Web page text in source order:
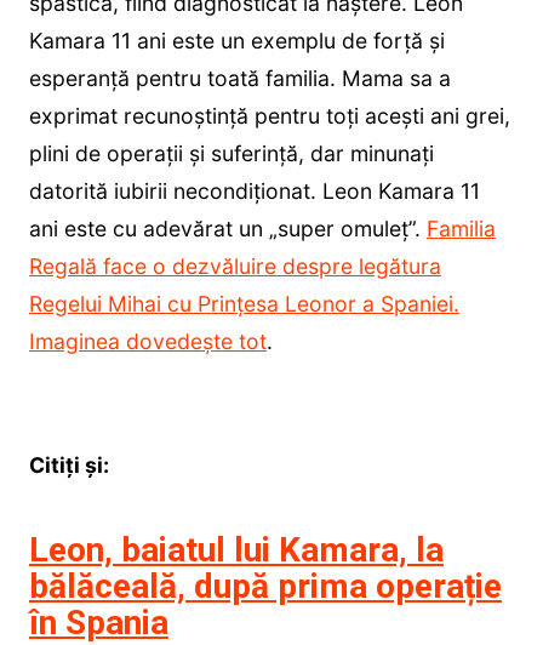
Kamara 11 ani este un exemplu de forță și
esperanță pentru toată familia. Mama sa a
exprimat recunoștință pentru toți acești ani grei,
plini de operații și suferință, dar minunați
datorită iubirii necondiționat. Leon Kamara 11
ani este cu adevărat un „super omuleț”. Familia
Regală face o dezvăluire despre legătura
Regelui Mihai cu Prințesa Leonor a Spaniei.
Imaginea dovedește tot.
Citiți și:
Leon, baiatul lui Kamara, la
bălăceală, după prima operație
în Spania